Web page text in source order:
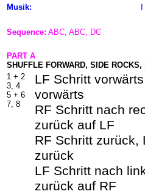
Musik:
Sequence: ABC, ABC, DC
PART A
SHUFFLE FORWARD, SIDE
1 + 2
3, 4
5 + 6
7, 8
LF Schritt
vorwärts
RF Schritt nach
zurück auf LF
RF Schritt zurück,
zurück
LF Schritt nach
zurück auf RF